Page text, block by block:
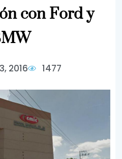
con Ford y
2016 1477